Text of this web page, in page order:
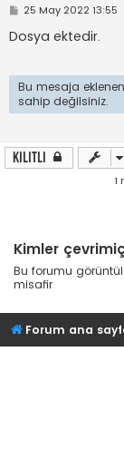
M
s
a
25 May 2022 13:55
Dosya ektedir.
Bu mesaja
sahip değilsiniz.
Kilitli
1
Kimler
Bu forumu
misafir
Forum ana